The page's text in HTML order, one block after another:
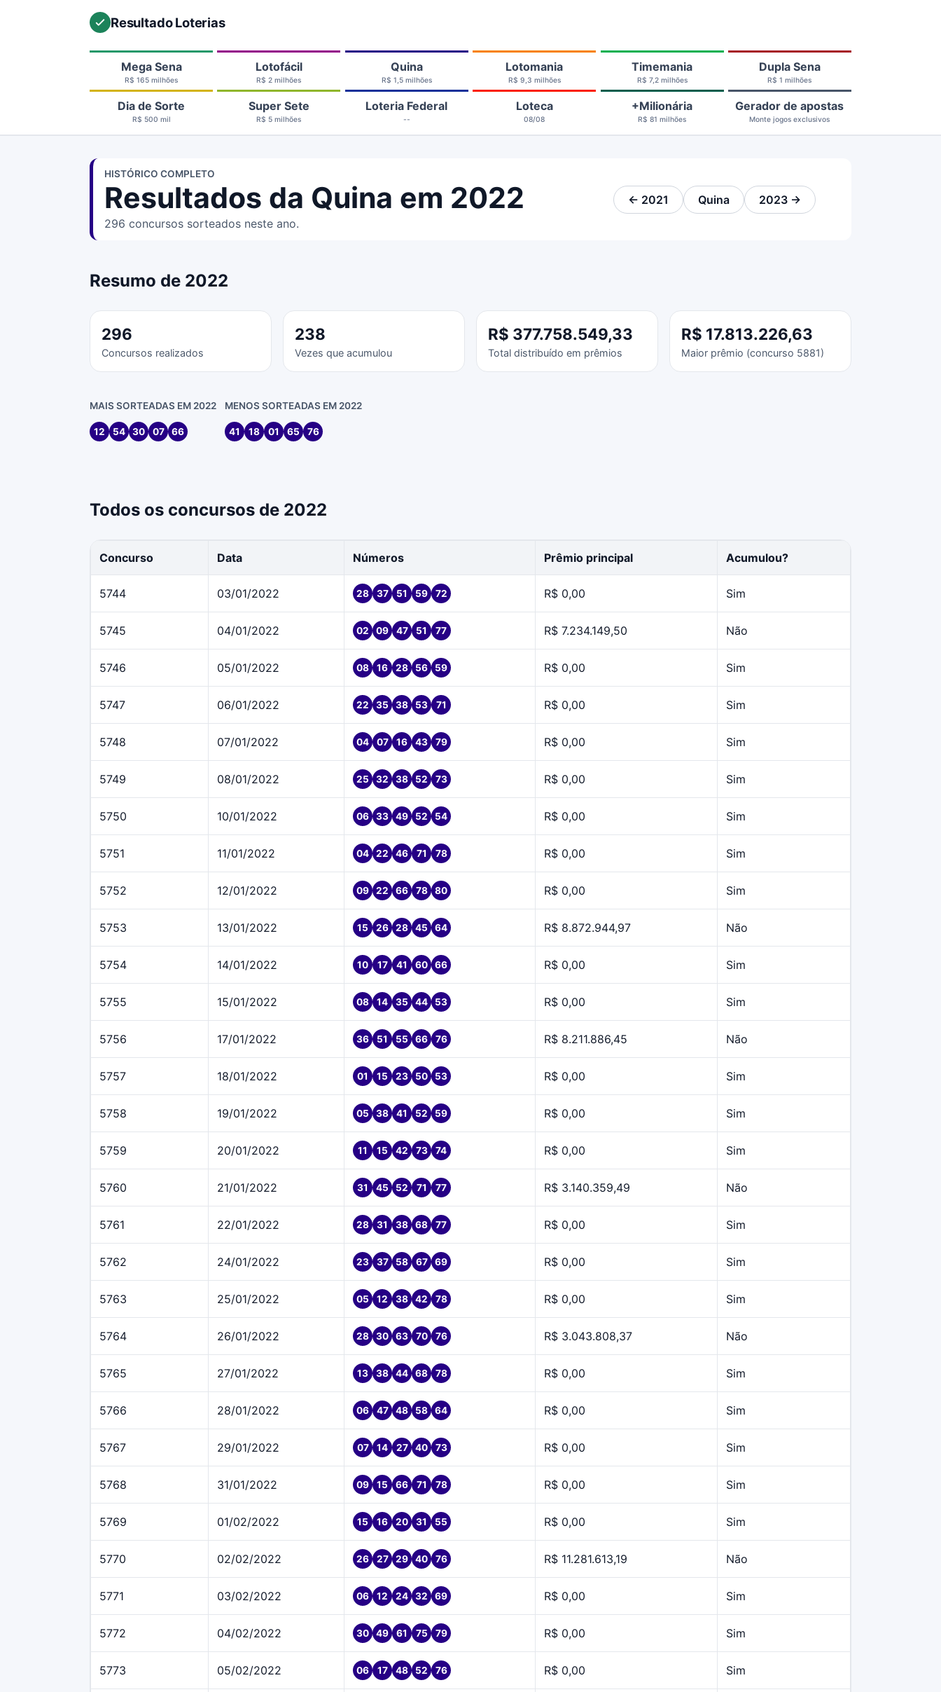
Resultado Loterias
Mega Sena
R$ 165 milhões
Lotofácil
R$ 2 milhões
Quina
R$ 1,5 milhões
Lotomania
R$ 9,3 milhões
Timemania
R$ 7,2 milhões
Dupla Sena
R$ 1 milhões
Dia de Sorte
R$ 500 mil
Super Sete
R$ 5 milhões
Loteria Federal
--
Loteca
08/08
+Milionária
R$ 81 milhões
Gerador de apostas
Monte jogos exclusivos
HISTÓRICO COMPLETO
Resultados da Quina em 2022
296 concursos sorteados neste ano.
← 2021 Quina 2023 →
Resumo de 2022
296
Concursos realizados
238
Vezes que acumulou
R$ 377.758.549,33
Total distribuído em prêmios
R$ 17.813.226,63
Maior prêmio (concurso 5881)
MAIS SORTEADAS EM 2022
12 54 30 07 66
MENOS SORTEADAS EM 2022
41 18 01 65 76
Todos os concursos de 2022
Concurso Data Números Prêmio principal Acumulou?
5744 03/01/2022 28 37 51 59 72 R$ 0,00 Sim
5745 04/01/2022 02 09 47 51 77 R$ 7.234.149,50 Não
5746 05/01/2022 08 16 28 56 59 R$ 0,00 Sim
5747 06/01/2022 22 35 38 53 71 R$ 0,00 Sim
5748 07/01/2022 04 07 16 43 79 R$ 0,00 Sim
5749 08/01/2022 25 32 38 52 73 R$ 0,00 Sim
5750 10/01/2022 06 33 49 52 54 R$ 0,00 Sim
5751 11/01/2022 04 22 46 71 78 R$ 0,00 Sim
5752 12/01/2022 09 22 66 78 80 R$ 0,00 Sim
5753 13/01/2022 15 26 28 45 64 R$ 8.872.944,97 Não
5754 14/01/2022 10 17 41 60 66 R$ 0,00 Sim
5755 15/01/2022 08 14 35 44 53 R$ 0,00 Sim
5756 17/01/2022 36 51 55 66 76 R$ 8.211.886,45 Não
5757 18/01/2022 01 15 23 50 53 R$ 0,00 Sim
5758 19/01/2022 05 38 41 52 59 R$ 0,00 Sim
5759 20/01/2022 11 15 42 73 74 R$ 0,00 Sim
5760 21/01/2022 31 45 52 71 77 R$ 3.140.359,49 Não
5761 22/01/2022 28 31 38 68 77 R$ 0,00 Sim
5762 24/01/2022 23 37 58 67 69 R$ 0,00 Sim
5763 25/01/2022 05 12 38 42 78 R$ 0,00 Sim
5764 26/01/2022 28 30 63 70 76 R$ 3.043.808,37 Não
5765 27/01/2022 13 38 44 68 78 R$ 0,00 Sim
5766 28/01/2022 06 47 48 58 64 R$ 0,00 Sim
5767 29/01/2022 07 14 27 40 73 R$ 0,00 Sim
5768 31/01/2022 09 15 66 71 78 R$ 0,00 Sim
5769 01/02/2022 15 16 20 31 55 R$ 0,00 Sim
5770 02/02/2022 26 27 29 40 76 R$ 11.281.613,19 Não
5771 03/02/2022 06 12 24 32 69 R$ 0,00 Sim
5772 04/02/2022 30 49 61 75 79 R$ 0,00 Sim
5773 05/02/2022 06 17 48 52 76 R$ 0,00 Sim